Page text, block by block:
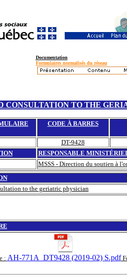
Documentation
Formulaires normalisés du réseau
CONSULTATION TO THE
CODE À BARRES
DT-9428
RESPONSABLE
MSSS - Direction du soutien à
to the geriatric physician
: AH-771A_DT9428 (2019-02) S.pdf